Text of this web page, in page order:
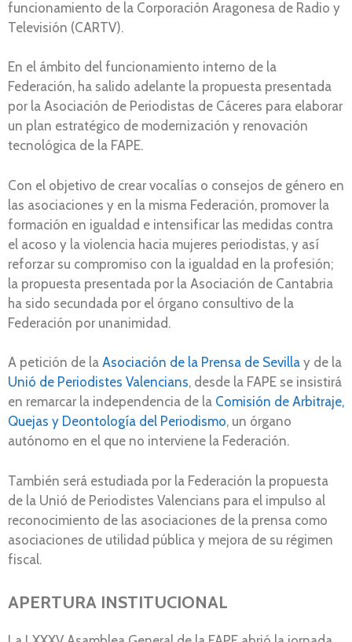
funcionamiento de la Corporación Aragonesa de Radio y
Televisión (CARTV).
En el ámbito del funcionamiento interno de la
Federación, ha salido adelante la propuesta presentada
por la Asociación de Periodistas de Cáceres para elaborar
un plan estratégico de modernización y renovación
tecnológica de la FAPE.
Con el objetivo de crear vocalías o consejos de género en
las asociaciones y en la misma Federación, promover la
formación en igualdad e intensificar las medidas contra
el acoso y la violencia hacia mujeres periodistas, y así
reforzar su compromiso con la igualdad en la profesión;
la propuesta presentada por la Asociación de Cantabria
ha sido secundada por el órgano consultivo de la
Federación por unanimidad.
A petición de la Asociación de la Prensa de Sevilla y de la
Unió de Periodistes Valencians, desde la FAPE se insistirá
en remarcar la independencia de la Comisión de Arbitraje,
Quejas y Deontología del Periodismo, un órgano
autónomo en el que no interviene la Federación.
También será estudiada por la Federación la propuesta
de la Unió de Periodistes Valencians para el impulso al
reconocimiento de las asociaciones de la prensa como
asociaciones de utilidad pública y mejora de su régimen
fiscal.
APERTURA INSTITUCIONAL